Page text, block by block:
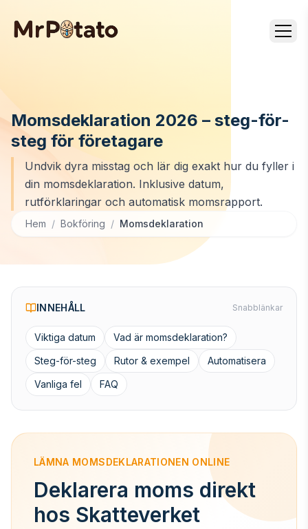
Momsdeklaration 2026 – steg-för-
steg för företagare
Undvik dyra misstag och lär dig exakt hur du fyller i
din momsdeklaration. Inklusive datum,
rutförklaringar och automatisk momsrapport.
Hem / Bokföring / Momsdeklaration
INNEHÅLL Snabblänkar
Viktiga datum
Vad är momsdeklaration?
Steg-för-steg
Rutor & exempel
Automatisera
Vanliga fel
FAQ
LÄMNA MOMSDEKLARATIONEN ONLINE
Deklarera moms direkt
hos Skatteverket